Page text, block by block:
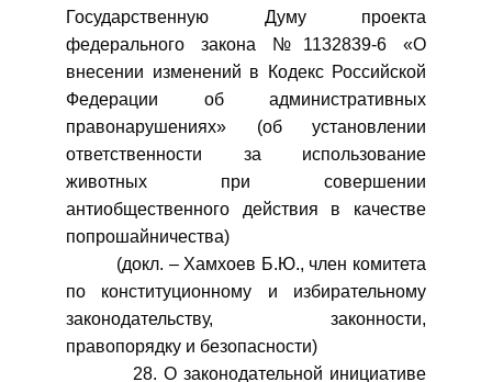
Государственную Думу проекта
федерального закона №1132839-6 «О
внесении изменений в Кодекс Российской
Федерации об административных
правонарушениях» (об установлении
ответственности за использование
животных при совершении
антиобщественного действия в качестве
попрошайничества)
(докл. – Хамхоев Б.Ю., член комитета
по конституционному и избирательному
законодательству, законности,
правопорядку и безопасности)
28. О законодательной инициативе